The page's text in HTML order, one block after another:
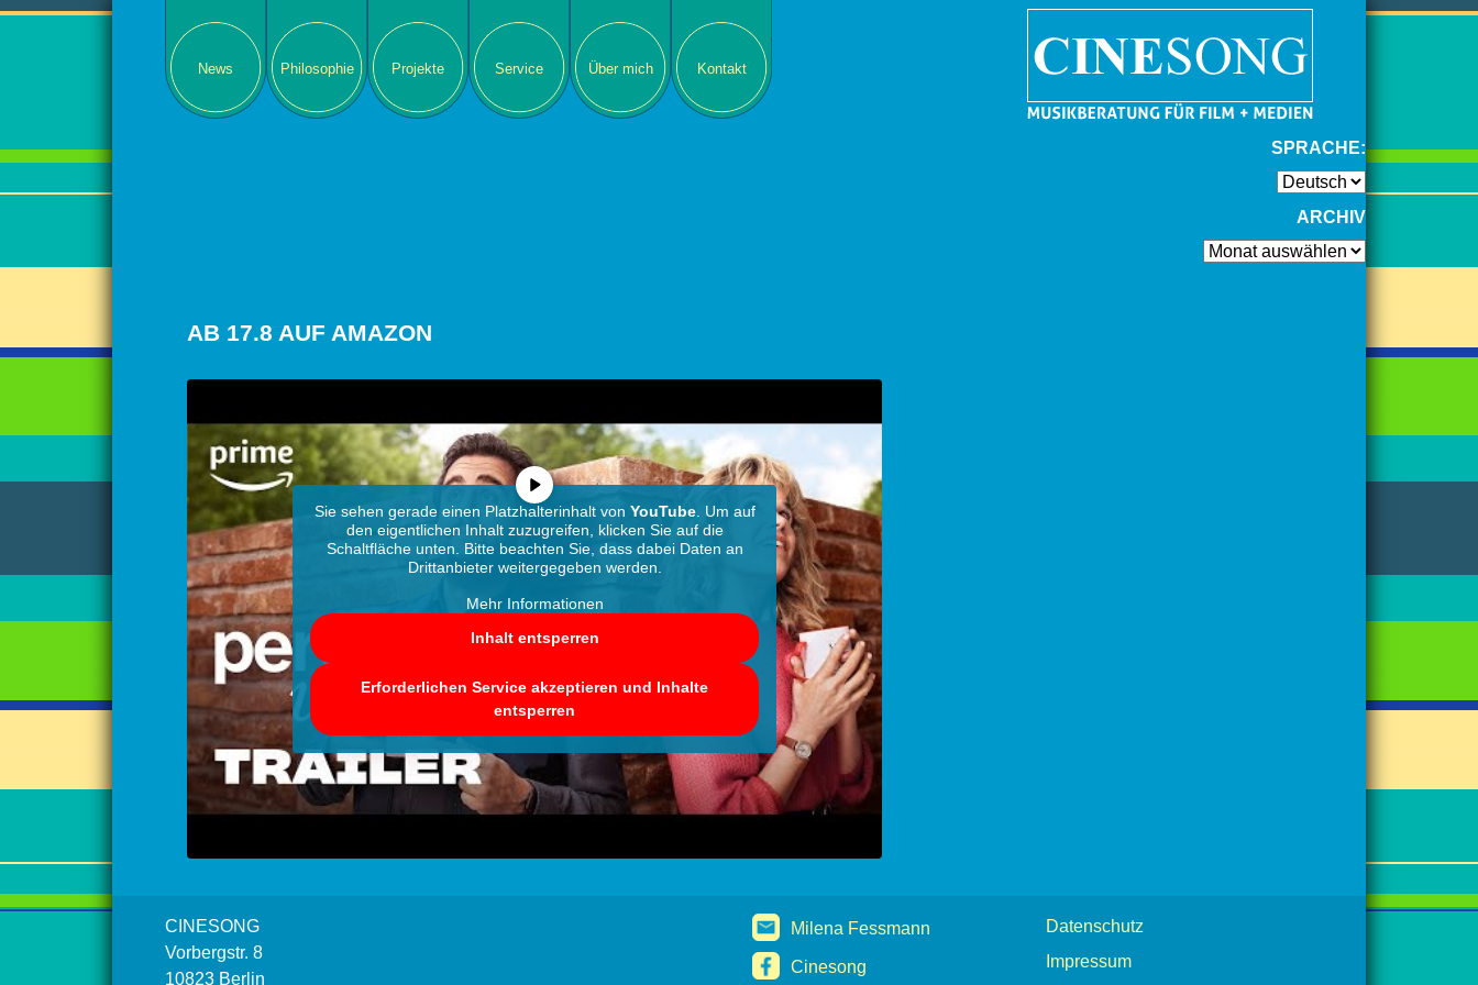
News Philosophie Projekte Service Über mich Kontakt
SPRACHE:
ARCHIV
Archiv
AB 17.8 AUF AMAZON
Sie sehen gerade einen Platzhalterinhalt von YouTube. Um auf
den eigentlichen Inhalt zuzugreifen, klicken Sie auf die
Schaltfläche unten. Bitte beachten Sie, dass dabei Daten an
Drittanbieter weitergegeben werden.
Mehr Informationen
Inhalt entsperren
Erforderlichen Service akzeptieren und Inhalte
entsperren
CINESONG
Vorbergstr. 8
10823 Berlin
Milena Fessmann
Cinesong
Datenschutz
Impressum